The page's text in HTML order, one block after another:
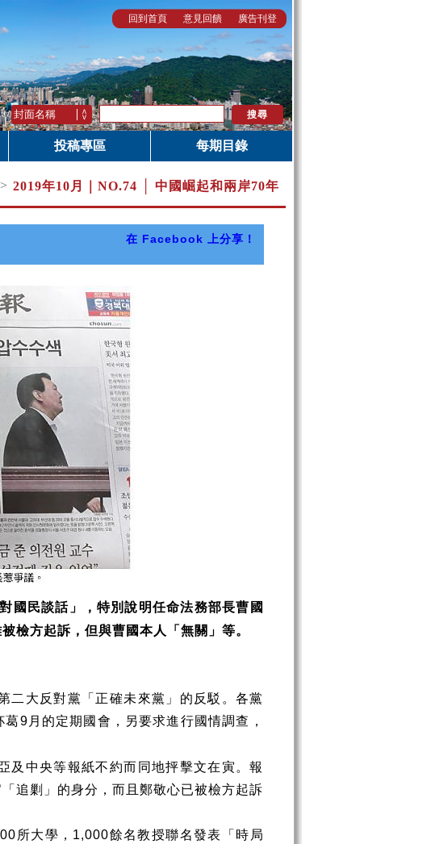
回到首頁 意見回饋 廣告刊登
投稿專區 每期目錄
> 2019年10月｜ NO.74 │ 中國崛起和兩岸70年
在 Facebook 上分享！
國民談話」，特別說明任命法務部長曹國
檢方起訴，但與曹國本人「無關」等。
二大反對黨「正確未來黨」的反駁。各黨
葛9月的定期國會，另要求進行國情調查，
及中央等報紙不約而同地抨擊文在寅。報
追剿」的身分，而且鄭敬心已被檢方起訴
所大學， 1,000餘名教授聯名發表「時局